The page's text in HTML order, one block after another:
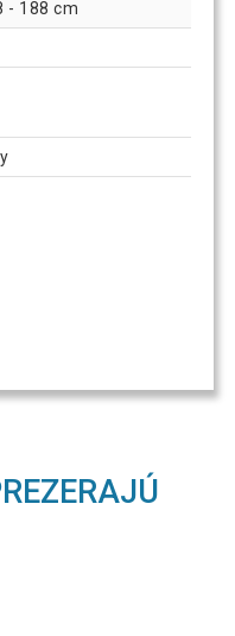
- 188 cm